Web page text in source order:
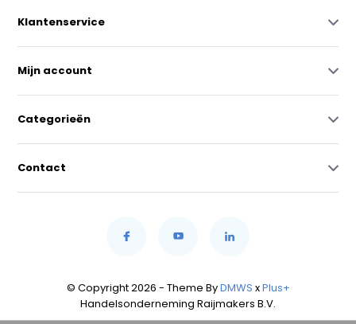
Klantenservice
Mijn account
Categorieën
Contact
© Copyright 2026 - Theme ByDMWS xPlus+
Handelsonderneming Raijmakers B.V.